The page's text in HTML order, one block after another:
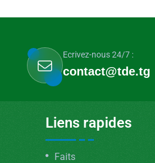
Ecrivez-nous 24/7 :
contact@tde.tg
Liens rapides
Faits